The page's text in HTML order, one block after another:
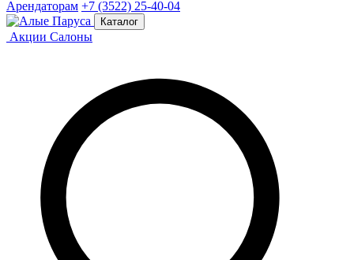
Арендаторам +7 (3522) 25-40-04
Каталог
Акции Салоны